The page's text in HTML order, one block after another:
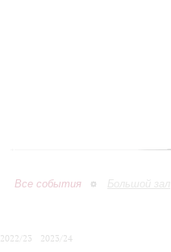
Все события Большой зал
2022/23
2023/24